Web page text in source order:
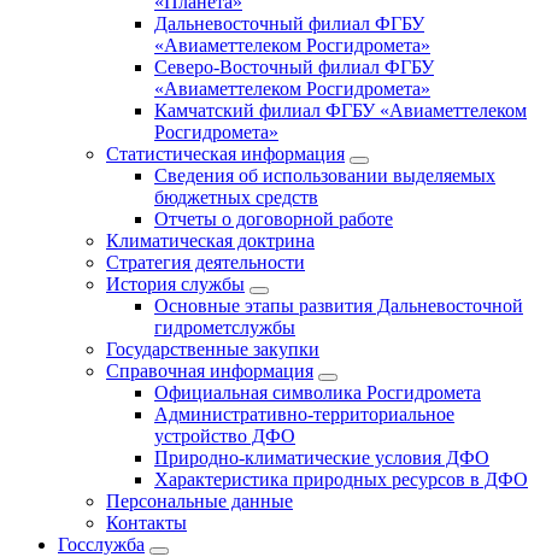
Дальневосточный филиал ФГБУ
«Авиаметтелеком Росгидромета»
Северо-Восточный филиал ФГБУ
«Авиаметтелеком Росгидромета»
Камчатский филиал ФГБУ «Авиаметтелеком
Росгидромета»
Статистическая информация
Сведения об использовании выделяемых
бюджетных средств
Отчеты о договорной работе
Климатическая доктрина
Стратегия деятельности
История службы
Основные этапы развития Дальневосточной
гидрометслужбы
Государственные закупки
Справочная информация
Официальная символика Росгидромета
Административно-территориальное
устройство ДФО
Природно-климатические условия ДФО
Характеристика природных ресурсов в ДФО
Персональные данные
Контакты
Госслужба